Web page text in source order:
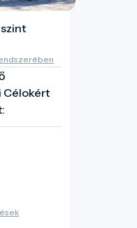
Célokért